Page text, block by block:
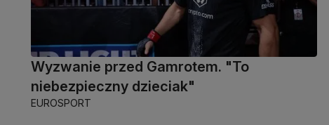
Wyzwanie przed Gamrotem. "To
niebezpieczny dzieciak"
EUROSPORT